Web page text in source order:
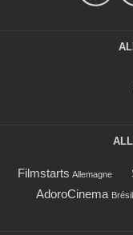
Filmstarts Allemagne
AdoroCinema Brésil